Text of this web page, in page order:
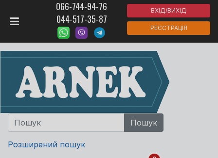
066-744-94-76
044-517-35-87
ВХІД/ВИХІД
РЕЄСТРАЦІЯ
Розширений пошук